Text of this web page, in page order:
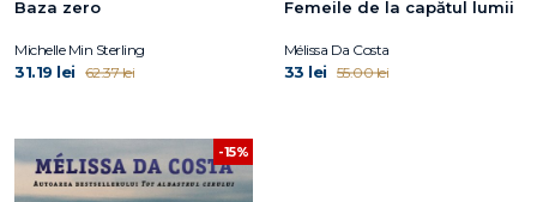
Baza zero
Michelle Min Sterling
31.19 lei 62.37 lei
Femeile de la capătul lumii
Mélissa Da Costa
33 lei 55.00 lei
-15%